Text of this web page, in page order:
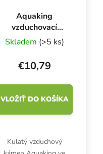
Aquaking
vzduchovací
kámen disk, ⌀ 150
mm
Skladem (>5 ks)
€10,79
VLOŽIŤ DO KOŠÍKA
Kulatý vzduchový